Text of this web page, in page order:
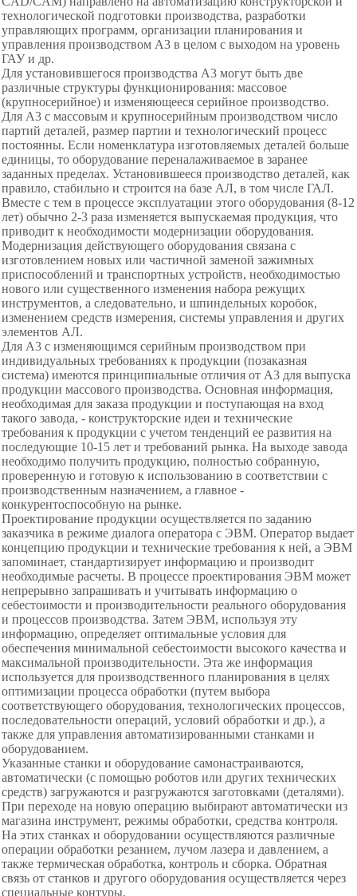
технологической подготовки производства, разработки
управляющих программ, организации планирования и
управления производством A3 в целом с выходом на уровень
ГАУ и др.
Для установившегося производства A3 могут быть две
различные структуры функционирования: массовое
(крупносерийное) и изменяющееся серийное производство.
Для A3 с массовым и крупносерийным производством число
партий деталей, размер партии и технологический процесс
постоянны. Если номенклатура изготовляемых деталей больше
единицы, то оборудование переналаживаемое в заранее
заданных пределах. Установившееся производство деталей, как
правило, стабильно и строится на базе АЛ, в том числе ГАЛ.
Вместе с тем в процессе эксплуатации этого оборудования (8-12
лет) обычно 2-3 раза изменяется выпускаемая продукция, что
приводит к необходимости модернизации оборудования.
Модернизация действующего оборудования связана с
изготовлением новых или частичной заменой зажимных
приспособлений и транспортных устройств, необходимостью
нового или существенного изменения набора режущих
инструментов, а следовательно, и шпиндельных коробок,
изменением средств измерения, системы управления и других
элементов АЛ.
Для A3 с изменяющимся серийным производством при
индивидуальных требованиях к продукции (позаказная
система) имеются принципиальные отличия от A3 для выпуска
продукции массового производства. Основная информация,
необходимая для заказа продукции и поступающая на вход
такого завода, - конструкторские идеи и технические
требования к продукции с учетом тенденций ее развития на
последующие 10-15 лет и требований рынка. На выходе завода
необходимо получить продукцию, полностью собранную,
проверенную и готовую к использованию в соответствии с
производственным назначением, а главное -
конкурентоспособную на рынке.
Проектирование продукции осуществляется по заданию
заказчика в режиме диалога оператора с ЭВМ. Оператор выдает
концепцию продукции и технические требования к ней, а ЭВМ
запоминает, стандартизирует информацию и производит
необходимые расчеты. В процессе проектирования ЭВМ может
непрерывно запрашивать и учитывать информацию о
себестоимости и производительности реального оборудования
и процессов производства. Затем ЭВМ, используя эту
информацию, определяет оптимальные условия для
обеспечения минимальной себестоимости высокого качества и
максимальной производительности. Эта же информация
используется для производственного планирования в целях
оптимизации процесса обработки (путем выбора
соответствующего оборудования, технологических процессов,
последовательности операций, условий обработки и др.), а
также для управления автоматизированными станками и
оборудованием.
Указанные станки и оборудование самонастраиваются,
автоматически (с помощью роботов или других технических
средств) загружаются и разгружаются заготовками (деталями).
При переходе на новую операцию выбирают автоматически из
магазина инструмент, режимы обработки, средства контроля.
На этих станках и оборудовании осуществляются различные
операции обработки резанием, лучом лазера и давлением, а
также термическая обработка, контроль и сборка. Обратная
связь от станков и другого оборудования осуществляется через
специальные контуры.